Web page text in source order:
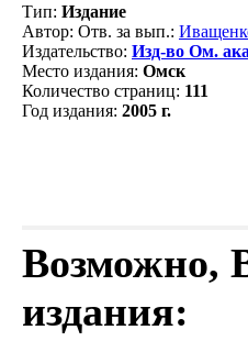
Тип: Издание
Автор: Отв. за вып.:
Издательство: Изд-во Ом.
Место издания: Омск
Количество страниц: 111
Год издания: 2005 г.
Возможно,
издания: